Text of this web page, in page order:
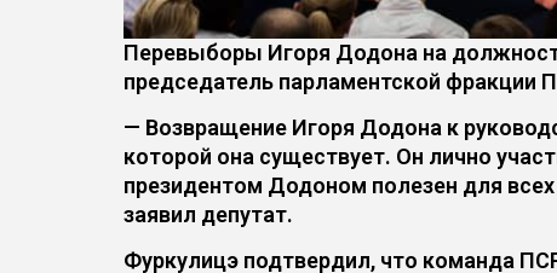
Перевыборы Игоря Додона на
председатель парламентской фракции
— Возвращение Игоря Додона к
которой она существует. Он лично
президентом Додоном полезен для
заявил депутат.
Фуркулицэ подтвердил, что команда